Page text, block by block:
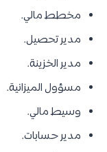
مخطط مالي.
مدير تحصيل.
مدير الخزينة.
مسؤول الميزانية.
وسيط مالي.
مدير حسابات.